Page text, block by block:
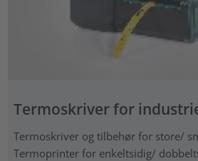
Termoskriver for
Termoskriver og tilbehør for store/
Termoprinter for enkeltsidig/